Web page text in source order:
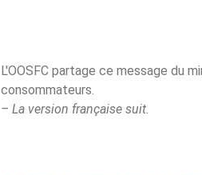
L'OOSFC partage ce message du
consommateurs.
– La version française suit.